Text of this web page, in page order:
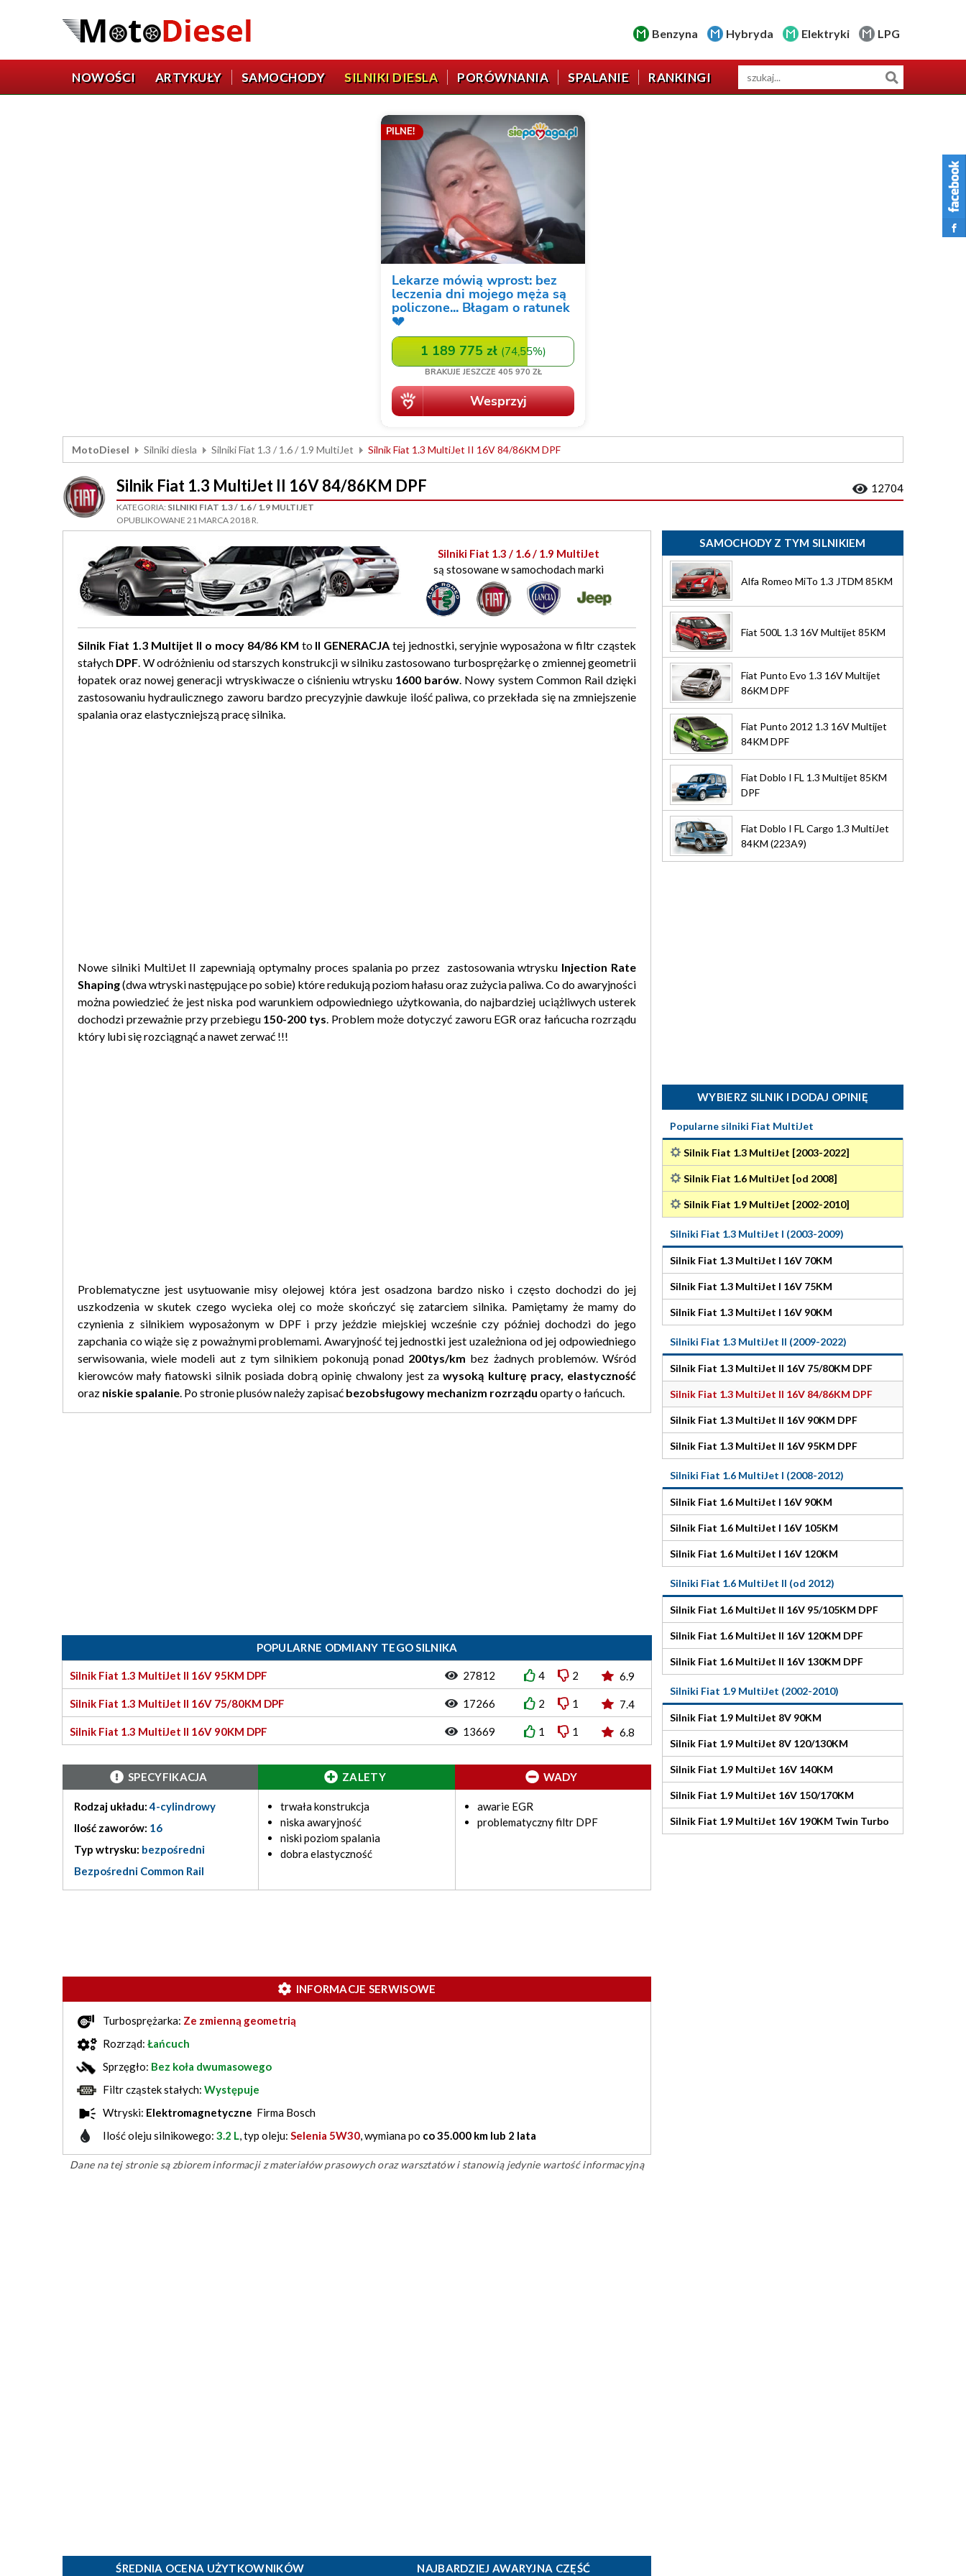
Benzyna Hybryda Elektryki LPG
NOWOŚCI ARTYKUŁY SAMOCHODY SILNIKI DIESLA PORÓWNANIA SPALANIE RANKINGI
MotoDiesel Silniki diesla Silniki Fiat 1.3 / 1.6 / 1.9 MultiJet Silnik Fiat 1.3 MultiJet II 16V 84/86KM DPF
Silnik Fiat 1.3 MultiJet II 16V 84/86KM DPF 12704
KATEGORIA: SILNIKI FIAT 1.3 / 1.6 / 1.9 MULTIJET
OPUBLIKOWANE 21 MARCA 2018 R.
Silniki Fiat 1.3 / 1.6 / 1.9 MultiJet
są stosowane w samochodach marki
Silnik Fiat 1.3 Multijet II o mocy 84/86 KM toII GENERACJAtej jednostki, seryjnie wyposażona w filtr cząstek
stałych DPF. W odróżnieniu od starszych konstrukcji w silniku zastosowano turbosprężarkę o zmiennej geometrii
łopatek oraz nowej generacji wtryskiwacze o ciśnieniu wtrysku 1600 barów. Nowy system Common Rail dzięki
zastosowaniu hydraulicznego zaworu bardzo precyzyjnie dawkuje ilość paliwa, co przekłada się na zmniejszenie
spalania oraz elastyczniejszą pracę silnika.
Nowe silniki MultiJet II zapewniają optymalny proces spalania po przez zastosowania wtrysku Injection Rate
Shaping(dwa wtryski następujące po sobie) które redukują poziom hałasu oraz zużycia paliwa. Co do awaryjności
można powiedzieć że jest niska pod warunkiem odpowiedniego użytkowania, do najbardziej uciążliwych usterek
dochodzi przeważnie przy przebiegu 150-200 tys. Problem może dotyczyć zaworu EGR oraz łańcucha rozrządu
który lubi się rozciągnąć a nawet zerwać !!!
Problematyczne jest usytuowanie misy olejowej która jest osadzona bardzo nisko i często dochodzi do jej
uszkodzenia w skutek czego wycieka olej co może skończyć się zatarciem silnika. Pamiętamy że mamy do
czynienia z silnikiem wyposażonym w DPF i przy jeździe miejskiej wcześnie czy później dochodzi do jego
zapchania co wiąże się z poważnymi problemami. Awaryjność tej jednostki jest uzależniona od jej odpowiedniego
serwisowania, wiele modeli aut z tym silnikiem pokonują ponad 200tys/km bez żadnych problemów. Wśród
kierowców mały fiatowski silnik posiada dobrą opinię chwalony jest zawysoką kulturę pracy, elastyczność
oraz niskie spalanie. Po stronie plusów należy zapisać bezobsługowy mechanizm rozrządu oparty o łańcuch.
POPULARNE ODMIANY TEGO SILNIKA
Silnik Fiat 1.3 MultiJet II 16V 95KM DPF 27812 4 2 6.9
Silnik Fiat 1.3 MultiJet II 16V 75/80KM DPF 17266 2 1 7.4
Silnik Fiat 1.3 MultiJet II 16V 90KM DPF 13669 1 1 6.8
SPECYFIKACJA
Rodzaj układu:4-cylindrowy
Ilość zaworów: 16
Typ wtrysku: bezpośredni
Bezpośredni Common Rail
ZALETY
trwała konstrukcja
niska awaryjność
niski poziom spalania
dobra elastyczność
WADY
awarie EGR
problematyczny filtr DPF
INFORMACJE SERWISOWE
Turbosprężarka: Ze zmienną geometrią
Rozrząd: Łańcuch
Sprzęgło: Bez koła dwumasowego
Filtr cząstek stałych: Występuje
Wtryski: Elektromagnetyczne Firma Bosch
Ilość oleju silnikowego: 3.2 L, typ oleju: Selenia 5W30, wymiana po co 35.000 km lub 2 lata
Dane na tej stronie są zbiorem informacji z materiałów prasowych oraz warsztatów i stanowią jedynie wartość informacyjną
ŚREDNIA OCENA UŻYTKOWNIKÓW NAJBARDZIEJ AWARYJNA CZĘŚĆ
SAMOCHODY Z TYM SILNIKIEM
Alfa Romeo MiTo 1.3 JTDM 85KM
Fiat 500L 1.3 16V Multijet 85KM
Fiat Punto Evo 1.3 16V Multijet
86KM DPF
Fiat Punto 2012 1.3 16V Multijet
84KM DPF
Fiat Doblo I FL 1.3 Multijet 85KM
DPF
Fiat Doblo I FL Cargo 1.3 MultiJet
84KM (223A9)
WYBIERZ SILNIK I DODAJ OPINIĘ
Popularne silniki Fiat MultiJet
Silnik Fiat 1.3 MultiJet [2003-2022]
Silnik Fiat 1.6 MultiJet [od 2008]
Silnik Fiat 1.9 MultiJet [2002-2010]
Silniki Fiat 1.3 MultiJet I (2003-2009)
Silnik Fiat 1.3 MultiJet I 16V 70KM
Silnik Fiat 1.3 MultiJet I 16V 75KM
Silnik Fiat 1.3 MultiJet I 16V 90KM
Silniki Fiat 1.3 MultiJet II (2009-2022)
Silnik Fiat 1.3 MultiJet II 16V 75/80KM DPF
Silnik Fiat 1.3 MultiJet II 16V 84/86KM DPF
Silnik Fiat 1.3 MultiJet II 16V 90KM DPF
Silnik Fiat 1.3 MultiJet II 16V 95KM DPF
Silniki Fiat 1.6 MultiJet I (2008-2012)
Silnik Fiat 1.6 MultiJet I 16V 90KM
Silnik Fiat 1.6 MultiJet I 16V 105KM
Silnik Fiat 1.6 MultiJet I 16V 120KM
Silniki Fiat 1.6 MultiJet II (od 2012)
Silnik Fiat 1.6 MultiJet II 16V 95/105KM DPF
Silnik Fiat 1.6 MultiJet II 16V 120KM DPF
Silnik Fiat 1.6 MultiJet II 16V 130KM DPF
Silniki Fiat 1.9 MultiJet (2002-2010)
Silnik Fiat 1.9 MultiJet 8V 90KM
Silnik Fiat 1.9 MultiJet 8V 120/130KM
Silnik Fiat 1.9 MultiJet 16V 140KM
Silnik Fiat 1.9 MultiJet 16V 150/170KM
Silnik Fiat 1.9 MultiJet 16V 190KM Twin Turbo